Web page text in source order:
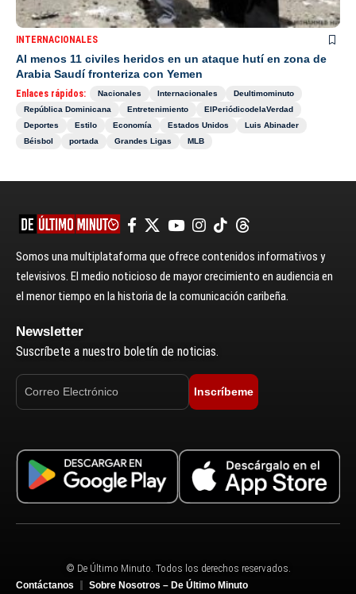
INTERNACIONALES
Al menos 11 civiles heridos en un ataque hutí en zona de
Arabia Saudí fronteriza con Yemen
Enlaces rápidos: Nacionales Internacionales
Deultimominuto
República Dominicana
Entretenimiento
ElPeriódicodelaVerdad
Deportes
Estilo Economía Estados Unidos
Luis Abinader
Béisbol
portada Grandes Ligas MLB
Somos una multiplataforma que ofrece contenidos informativos y
televisivos. El medio noticioso de mayor crecimiento en audiencia en
el menor tiempo en la historia de la comunicación caribeña.
Newsletter
Suscríbete a nuestro boletín de noticias.
Inscríbeme
© De Último Minuto. Todos los derechos reservados.
Contáctanos
Sobre Nosotros – De Último Minuto